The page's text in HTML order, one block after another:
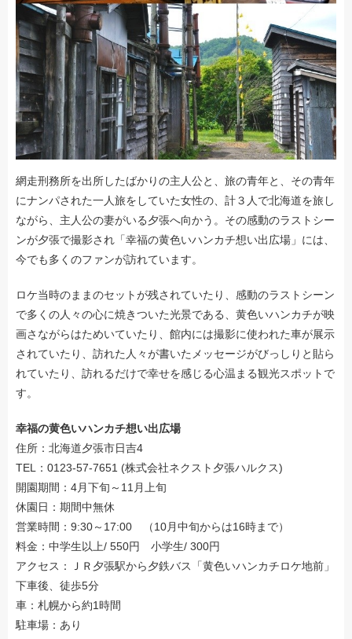
網走刑務所を出所したばかりの主人公と、旅の青年と、その青年
にナンパされた一人旅をしていた女性の、計３人で北海道を旅し
ながら、主人公の妻がいる夕張へ向かう。その感動のラストシー
ンが夕張で撮影され「幸福の黄色いハンカチ想い出広場」には、
今でも多くのファンが訪れています。
ロケ当時のままのセットが残されていたり、感動のラストシーン
で多くの人々の心に焼きついた光景である、黄色いハンカチが映
画さながらはためいていたり、館内には撮影に使われた車が展示
されていたり、訪れた人々が書いたメッセージがびっしりと貼ら
れていたり、訪れるだけで幸せを感じる心温まる観光スポットで
す。
幸福の黄色いハンカチ想い出広場
住所：北海道夕張市日吉4
TEL：0123-57-7651 (株式会社ネクスト夕張ハルクス)
開園期間：4月下旬～11月上旬
休園日：期間中無休
営業時間：9:30～17:00 （10月中旬からは16時まで）
料金：中学生以上/ 550円 小学生/ 300円
アクセス：ＪＲ夕張駅から夕鉄バス「黄色いハンカチロケ地前」
下車後、徒歩5分
車：札幌から約1時間
駐車場：あり